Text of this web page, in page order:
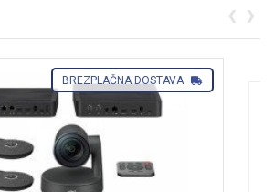
BREZPLAČNA DOSTAVA
‹ ›